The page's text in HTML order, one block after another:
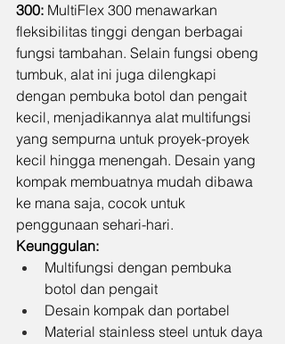
300: MultiFlex 300 menawarkan
fleksibilitas tinggi dengan berbagai
fungsi tambahan. Selain fungsi obeng
tumbuk, alat ini juga dilengkapi
dengan pembuka botol dan pengait
kecil, menjadikannya alat multifungsi
yang sempurna untuk proyek-proyek
kecil hingga menengah. Desain yang
kompak membuatnya mudah dibawa
ke mana saja, cocok untuk
penggunaan sehari-hari.
Keunggulan:
Multifungsi dengan pembuka
botol dan pengait
Desain kompak dan portabel
Material stainless steel untuk daya